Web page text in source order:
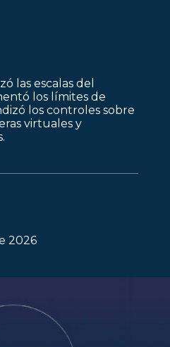
las escalas del
los límites de
los controles sobre
virtuales y
2026